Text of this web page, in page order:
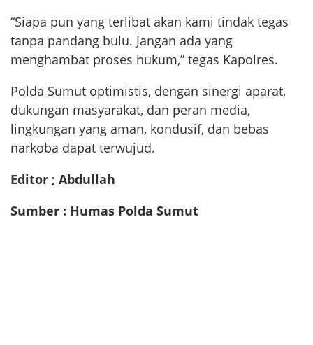
“Siapa pun yang terlibat akan kami tindak tegas
tanpa pandang bulu. Jangan ada yang
menghambat proses hukum,” tegas Kapolres.
Polda Sumut optimistis, dengan sinergi aparat,
dukungan masyarakat, dan peran media,
lingkungan yang aman, kondusif, dan bebas
narkoba dapat terwujud.
Editor ; Abdullah
Sumber : Humas Polda Sumut